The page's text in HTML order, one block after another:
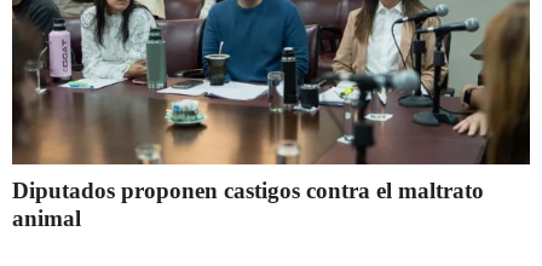
Diputados proponen castigos contra el maltrato
animal